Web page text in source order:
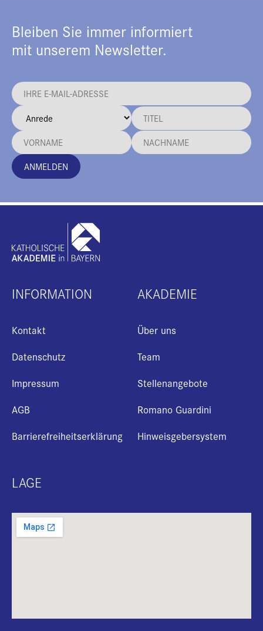
Bleiben Sie immer informiert
mit unserem Newsletter.
ANMELDEN
INFORMATION
Kontakt
Datenschutz
Impressum
AGB
Barrierefreiheitserklärung
AKADEMIE
Über uns
Team
Stellenangebote
Romano Guardini
Hinweisgebersystem
LAGE